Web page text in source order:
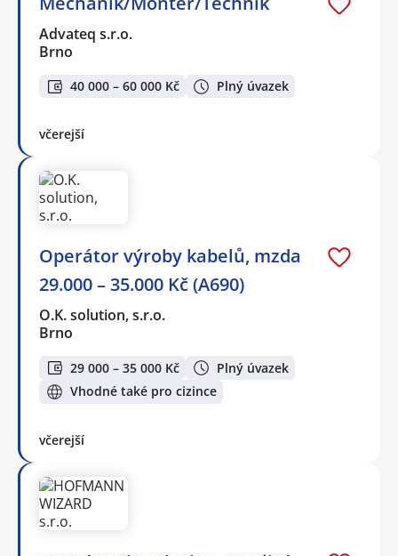
Advateq s.r.o.
Brno
40 000 – 60 000 Kč Plný úvazek
včerejší
Operátor výroby kabelů, mzda
29.000 – 35.000 Kč (A690)
O.K. solution, s.r.o.
Brno
29 000 – 35 000 Kč
Plný úvazek
Vhodné také pro cizince
včerejší